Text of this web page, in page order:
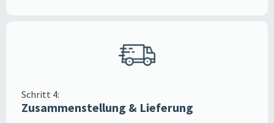
Schritt 4:
Zusammenstellung & Lieferung